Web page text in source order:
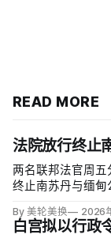
READ MORE
法院放行终止
两名联邦法官周
终止南苏丹与缅甸
障。两国分别因长
定；国土安全部
By 美轮美换 2026
白宫拟以行政